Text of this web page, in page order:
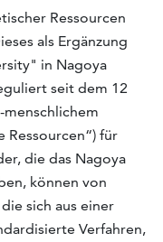
Ressourcen
als Ergänzung
in Nagoya
seit dem 12
Ressourcen“) für
die das Nagoya
können von
sich aus einer
Verfahren,